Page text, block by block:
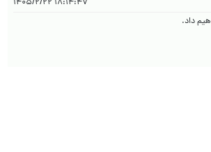
۱۸:۱۴:۴۷ ۱۴۰۵/۲/۲۲
داد.